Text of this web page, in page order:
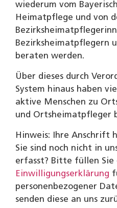
wiederum vom
Heimatpflege und von
Bezirksheimatpflegern
beraten werden.
Über dieses durch
System hinaus haben
aktive Menschen zu
und Ortsheimatpfleger
Hinweis: Ihre Anschrift
Sie sind noch nicht in
erfasst? Bitte füllen Sie
Einwilligungserklärung
personenbezogener
senden diese an uns